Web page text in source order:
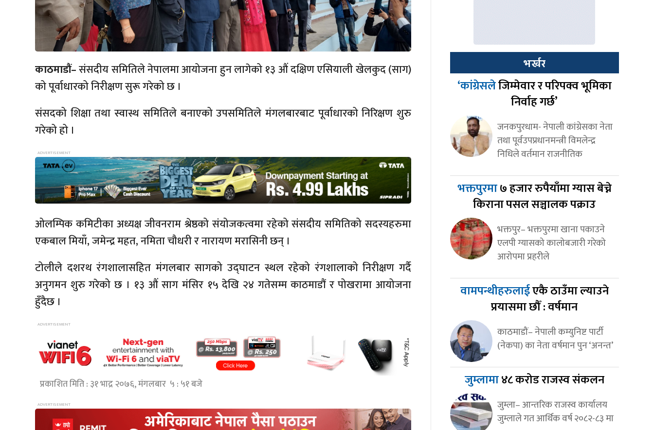
काठमाडौं–संसदीय समितिले नेपालमा आयोजना हुन लागेको १३ औं दक्षिण एसियाली खेलकुद (साग)
को पूर्वाधारको निरीक्षण सुरू गरेको छ ।
संसदको शिक्षा तथा स्वास्थ समितिले बनाएको उपसमितिले मंगलबारबाट पूर्वाधारको निरिक्षण शुरु
गरेको हो ।
ओलम्पिक कमिटीका अध्यक्ष जीवनराम श्रेष्ठको संयोजकत्वमा रहेको संसदीय समितिको सदस्यहरुमा
एकबाल मियाँ, जमेन्द्र महत, नमिता चौधरी र नारायण मरासिनी छन् ।
टोलीले दशरथ रंगशालासहित मंगलबार सागको उद्घाटन स्थल रहेको रंगशालाको निरीक्षण गर्दै
अनुगमन शुरु गरेको छ । १३ औं साग मंसिर १५ देखि २४ गतेसम्म काठमाडौं र पोखरामा आयोजना
हुँदैछ ।
प्रकाशित मिति : ३१ भाद्र २०७६, मंगलबार ५ : ५१ बजे
भर्खर
‘कांग्रेसलेजिम्मेवार र परिपक्व भूमिका
निर्वाह गर्छ’
जनकपुरधाम- नेपाली कांग्रेसका नेता
तथा पूर्वउपप्रधानमन्त्री विमलेन्द्र
निधिले वर्तमान राजनीतिक
भक्तपुरमा७ हजार रुपैयाँमा ग्यास बेच्ने
किराना पसल सञ्चालक पक्राउ
भक्तपुर– भक्तपुरमा खाना पकाउने
एलपी ग्यासको कालोबजारी गरेको
आरोपमा प्रहरीले
वामपन्थीहरुलाईएकै ठाउँमा ल्याउने
प्रयासमा छौँ : वर्षमान
काठमाडौं– नेपाली कम्युनिष्ट पार्टी
(नेकपा) का नेता वर्षमान पुन ‘अनन्त’
जुम्लामा४८ करोड राजस्व संकलन
जुम्ला– आन्तरिक राजस्व कार्यालय
जुम्लाले गत आर्थिक वर्ष २०८२-८३ मा